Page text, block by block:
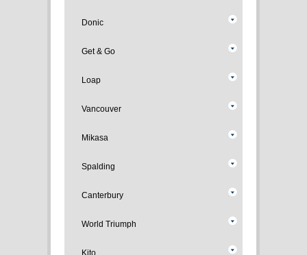
Donic
Get & Go
Loap
Vancouver
Mikasa
Spalding
Canterbury
World Triumph
Kito